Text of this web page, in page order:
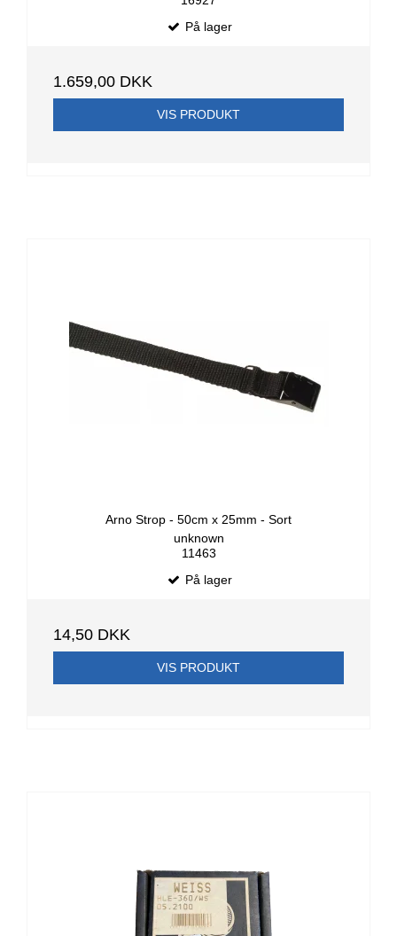
På lager
1.659,00 DKK
VIS PRODUKT
Arno Strop - 50cm x 25mm - Sort
unknown
11463
På lager
14,50 DKK
VIS PRODUKT